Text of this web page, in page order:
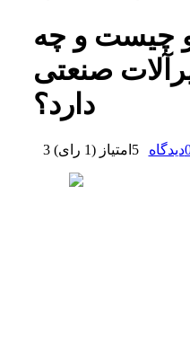
چیست و چه
صنعتی
دارد؟
دیدگاه 5 امتیاز (1 رای )